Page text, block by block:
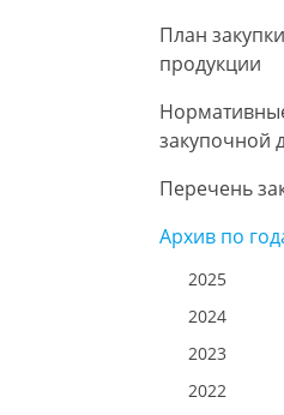
План
продукции
закупочной
Перечень
Архив по
2025
2024
2023
2022